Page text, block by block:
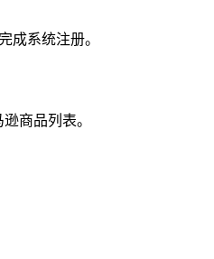
成系统注册。
商品列表。